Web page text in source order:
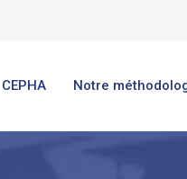
CEPHA Notre